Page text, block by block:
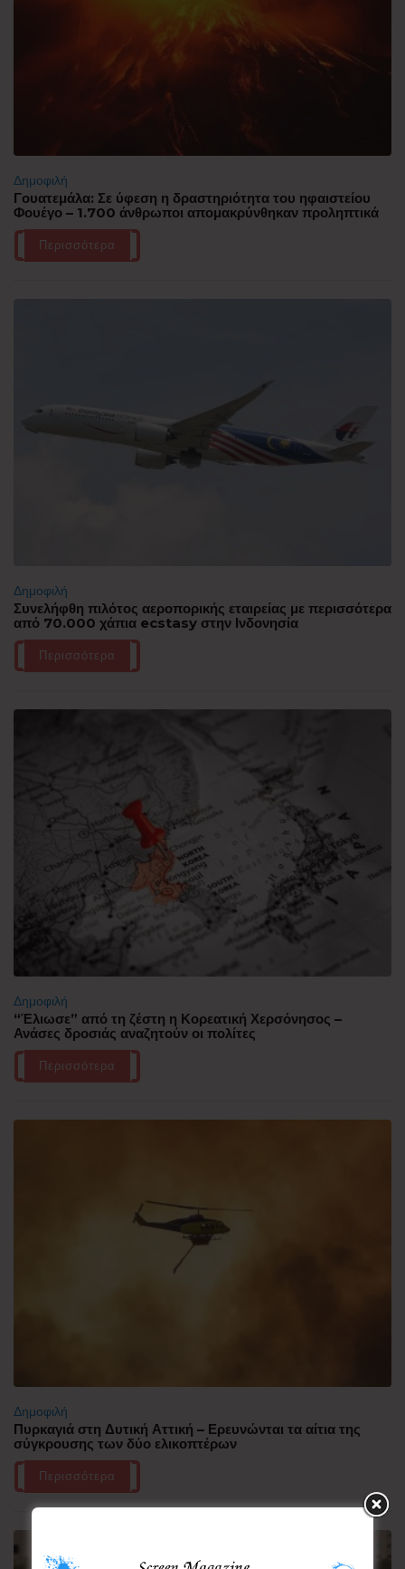
Δημοφιλή
Γουατεμάλα: Σε ύφεση η δραστηριότητα του ηφαιστείου
Φουέγο – 1.700 άνθρωποι απομακρύνθηκαν προληπτικά
Περισσότερα
Δημοφιλή
Συνελήφθη πιλότος αεροπορικής εταιρείας με περισσότερα
από 70.000 χάπια ecstasy στην Ινδονησία
Περισσότερα
Δημοφιλή
“Έλιωσε” από τη ζέστη η Κορεατική Χερσόνησος –
Ανάσες δροσιάς αναζητούν οι πολίτες
Περισσότερα
Δημοφιλή
Πυρκαγιά στη Δυτική Αττική – Ερευνώνται τα αίτια της
σύγκρουσης των δύο ελικοπτέρων
Περισσότερα